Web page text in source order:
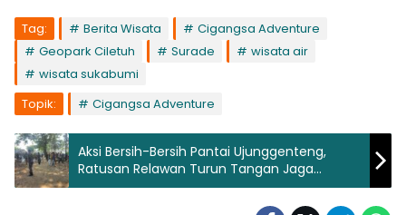
Tag: Berita Wisata
Cigangsa Adventure
Geopark Ciletuh
Surade
wisata air
wisata sukabumi
Topik:
Cigangsa Adventure
Aksi Bersih-Bersih Pantai Ujunggenteng,
Ratusan Relawan Turun Tangan Jaga
Kelestarian Alam